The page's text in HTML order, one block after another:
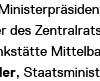
des
,